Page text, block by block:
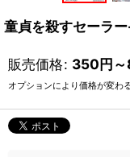
童貞を殺すセーラ
販売価格: 350円
オプションにより価格が変わ